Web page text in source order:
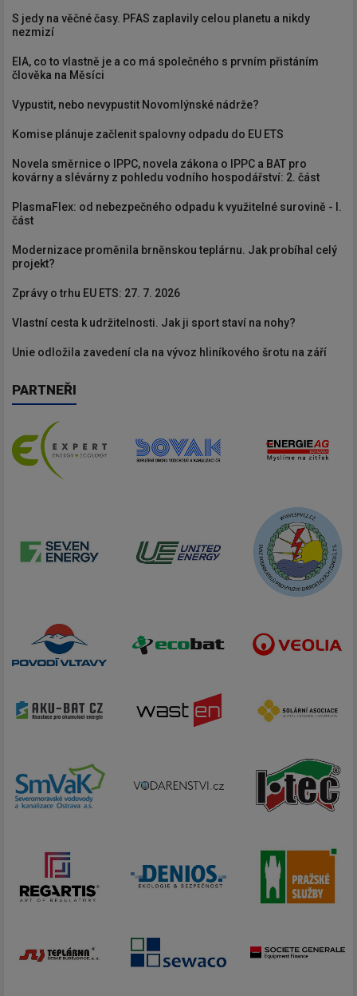
S jedy na věčné časy. PFAS zaplavily celou planetu a nikdy
nezmizí
EIA, co to vlastně je a co má společného s prvním přistáním
člověka na Měsíci
Vypustit, nebo nevypustit Novomlýnské nádrže?
Komise plánuje začlenit spalovny odpadu do EU ETS
Novela směrnice o IPPC, novela zákona o IPPC a BAT pro
kovárny a slévárny z pohledu vodního hospodářství: 2. část
PlasmaFlex: od nebezpečného odpadu k využitelné surovině - I.
část
Modernizace proměnila brněnskou teplárnu. Jak probíhal celý
projekt?
Zprávy o trhu EU ETS: 27. 7. 2026
Vlastní cesta k udržitelnosti. Jak ji sport staví na nohy?
Unie odložila zavedení cla na vývoz hliníkového šrotu na září
PARTNEŘI